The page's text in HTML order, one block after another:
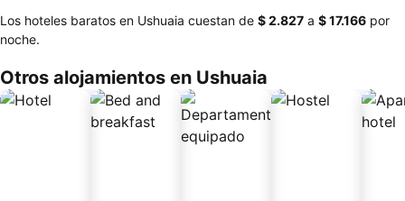
Los hoteles baratos en Ushuaia cuestan de ‎$ 2.827 a ‎$ 17.166 por
noche.
Otros alojamientos en Ushuaia